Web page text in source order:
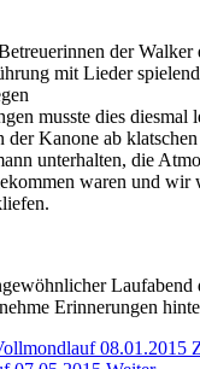
der Walker
mit Lieder
musste dies diesmal
Kanone ab klatschen
unterhalten, die
waren und wir
Laufabend
Erinnerungen
08.01.2015